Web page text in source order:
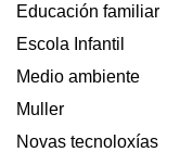
Educación familiar
Escola Infantil
Medio ambiente
Muller
Novas tecnoloxías